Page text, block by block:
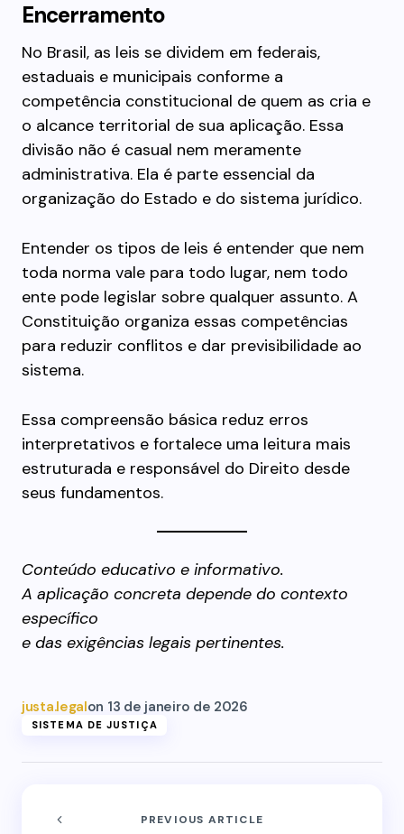
Encerramento
No Brasil, as leis se dividem em federais,
estaduais e municipais conforme a
competência constitucional de quem as cria e
o alcance territorial de sua aplicação. Essa
divisão não é casual nem meramente
administrativa. Ela é parte essencial da
organização do Estado e do sistema jurídico.
Entender os tipos de leis é entender que nem
toda norma vale para todo lugar, nem todo
ente pode legislar sobre qualquer assunto. A
Constituição organiza essas competências
para reduzir conflitos e dar previsibilidade ao
sistema.
Essa compreensão básica reduz erros
interpretativos e fortalece uma leitura mais
estruturada e responsável do Direito desde
seus fundamentos.
Conteúdo educativo e informativo.
A aplicação concreta depende do contexto
específico
e das exigências legais pertinentes.
justa.legalon 13 de janeiro de 2026
SISTEMA DE JUSTIÇA
PREVIOUS ARTICLE